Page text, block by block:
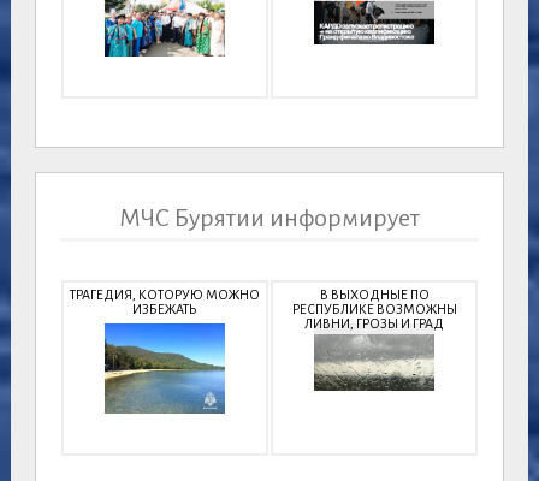
МЧС Бурятии информирует
ТРАГЕДИЯ, КОТОРУЮ МОЖНО
ИЗБЕЖАТЬ
В ВЫХОДНЫЕ ПО
РЕСПУБЛИКЕ ВОЗМОЖНЫ
ЛИВНИ, ГРОЗЫ И ГРАД